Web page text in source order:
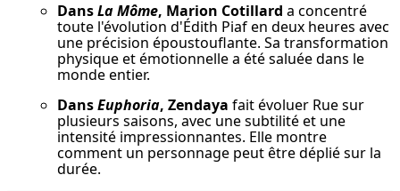
Dans La Môme, Marion Cotillard a concentré
toute l'évolution d'Édith Piaf en deux heures avec
une précision époustouflante. Sa transformation
physique et émotionnelle a été saluée dans le
monde entier.
Dans Euphoria, Zendaya fait évoluer Rue sur
plusieurs saisons, avec une subtilité et une
intensité impressionnantes. Elle montre
comment un personnage peut être déplié sur la
durée.